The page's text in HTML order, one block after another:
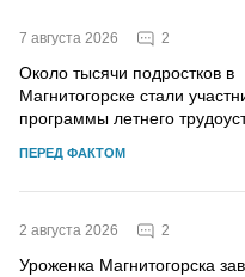
7 августа 2026 2
Около тысячи подростков в
Магнитогорске стали
программы летнего
ПЕРЕД ФАКТОМ
2 августа 2026 2
Уроженка Магнитогорска